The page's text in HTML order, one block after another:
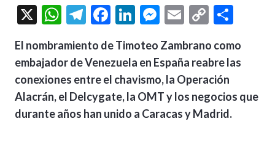
X
W
at
s
A
p
T
e
gr
a
m
F
e
b
o
o
Li
ke
dI
n
M
se
n
g
er
E
ai
l
C
p
y
Li
n
m
p
ar
El nombramiento de Timoteo Zambrano como
embajador de Venezuela en España reabre las
conexiones entre el chavismo, la Operación
Alacrán, el Delcygate, la OMT y los negocios que
durante años han unido a Caracas y Madrid.